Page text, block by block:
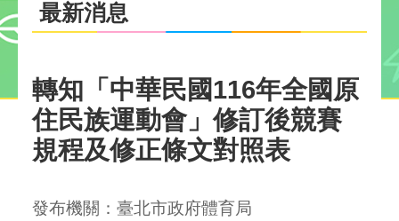
最新消息
轉知「中華民國116年全國原
住民族運動會」修訂後競賽
規程及修正條文對照表
發布機關：臺北市政府體育局